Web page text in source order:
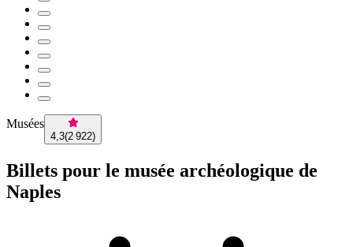
Musées
4,3(2 922)
Billets pour le musée archéologique de
Naples